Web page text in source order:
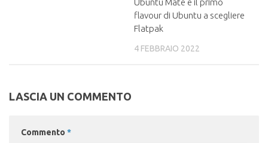
flavour di Ubuntu a scegliere
Flatpak
4 FEBBRAIO 2022
LASCIA UN COMMENTO
Commento *